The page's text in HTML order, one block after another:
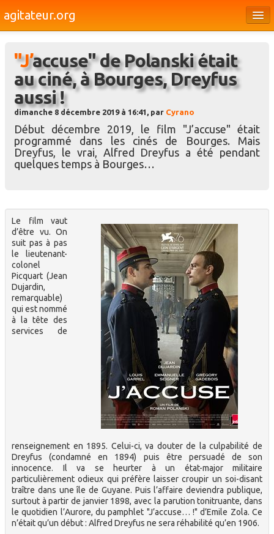
agitateur.org
Bourges & le Cher
Société
Culture
Médias
Dossiers
"J’accuse" de Polanski était
au ciné, à Bourges, Dreyfus
aussi !
dimanche 8 décembre 2019 à 16:41, par Cyrano
Début décembre 2019, le film "J’accuse" était
programmé dans les cinés de Bourges. Mais
Dreyfus, le vrai, Alfred Dreyfus a été pendant
quelques temps à Bourges…
Le film vaut
d’être vu. On
suit pas à pas
le lieutenant-
colonel
Picquart (Jean
Dujardin,
remarquable)
qui est nommé
à la tête des
services de
renseignement en 1895. Celui-ci, va douter de la culpabilité de
Dreyfus (condamné en 1894) puis être persuadé de son
innocence. Il va se heurter à un état-major militaire
particulièrement odieux qui préfère laisser croupir un soi-disant
traître dans une île de Guyane. Puis l’affaire deviendra publique,
surtout à partir de janvier 1898, avec la parution tonitruante, dans
le quotidien l’Aurore, du pamphlet "J’accuse… !" d’Emile Zola. Ce
n’était qu’un début : Alfred Dreyfus ne sera réhabilité qu’en 1906.